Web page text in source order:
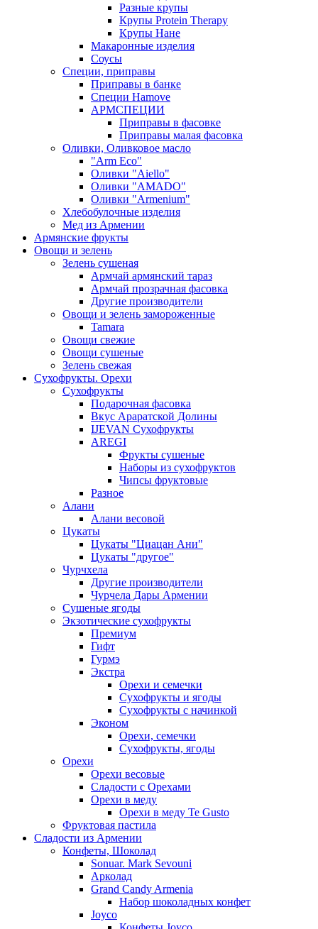
Разные крупы
Крупы Protein Therapy
Крупы Нане
Макаронные изделия
Соусы
Специи, приправы
Приправы в банке
Специи Hamove
АРМСПЕЦИИ
Приправы в фасовке
Приправы малая фасовка
Оливки, Оливковое масло
"Arm Eco"
Оливки "Aiello"
Оливки "AMADO"
Оливки "Armenium"
Хлебобулочные изделия
Мед из Армении
Армянские фрукты
Овощи и зелень
Зелень сушеная
Армчай армянский тараз
Армчай прозрачная фасовка
Другие производители
Овощи и зелень замороженные
Tamara
Овощи свежие
Овощи сушеные
Зелень свежая
Сухофрукты. Орехи
Сухофрукты
Подарочная фасовка
Вкус Араратской Долины
IJEVAN Сухофрукты
AREGI
Фрукты сушеные
Наборы из сухофруктов
Чипсы фруктовые
Разное
Алани
Алани весовой
Цукаты
Цукаты "Циацан Ани"
Цукаты "другое"
Чурчхела
Другие производители
Чурчела Дары Армении
Сушеные ягоды
Экзотические сухофрукты
Премиум
Гифт
Гурмэ
Экстра
Орехи и семечки
Сухофрукты и ягоды
Сухофрукты с начинкой
Эконом
Орехи, семечки
Сухофрукты, ягоды
Орехи
Орехи весовые
Сладости с Орехами
Орехи в меду
Орехи в меду Te Gusto
Фруктовая пастила
Сладости из Армении
Конфеты, Шоколад
Sonuar. Mark Sevouni
Арколад
Grand Candy Armenia
Набор шоколадных конфет
Joyco